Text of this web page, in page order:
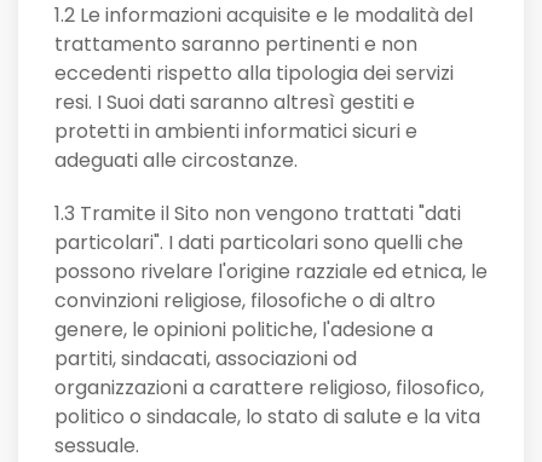
1.2 Le informazioni acquisite e le modalità del
trattamento saranno pertinenti e non
eccedenti rispetto alla tipologia dei servizi
resi. I Suoi dati saranno altresì gestiti e
protetti in ambienti informatici sicuri e
adeguati alle circostanze.
1.3 Tramite il Sito non vengono trattati "dati
particolari". I dati particolari sono quelli che
possono rivelare l'origine razziale ed etnica, le
convinzioni religiose, filosofiche o di altro
genere, le opinioni politiche, l'adesione a
partiti, sindacati, associazioni od
organizzazioni a carattere religioso, filosofico,
politico o sindacale, lo stato di salute e la vita
sessuale.